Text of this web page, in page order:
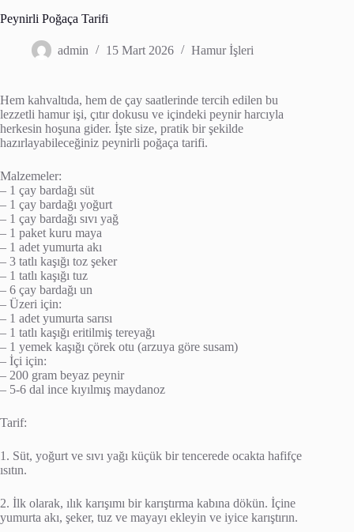
Peynirli Poğaça Tarifi
admin 15 Mart 2026 Hamur İşleri
Hem kahvaltıda, hem de çay saatlerinde tercih edilen bu
lezzetli hamur işi, çıtır dokusu ve içindeki peynir harcıyla
herkesin hoşuna gider. İşte size, pratik bir şekilde
hazırlayabileceğiniz peynirli poğaça tarifi.
Malzemeler:
– 1 çay bardağı süt
– 1 çay bardağı yoğurt
– 1 çay bardağı sıvı yağ
– 1 paket kuru maya
– 1 adet yumurta akı
– 3 tatlı kaşığı toz şeker
– 1 tatlı kaşığı tuz
– 6 çay bardağı un
– Üzeri için:
– 1 adet yumurta sarısı
– 1 tatlı kaşığı eritilmiş tereyağı
– 1 yemek kaşığı çörek otu (arzuya göre susam)
– İçi için:
– 200 gram beyaz peynir
– 5-6 dal ince kıyılmış maydanoz
Tarif:
1. Süt, yoğurt ve sıvı yağı küçük bir tencerede ocakta hafifçe
ısıtın.
2. İlk olarak, ılık karışımı bir karıştırma kabına dökün. İçine
yumurta akı, şeker, tuz ve mayayı ekleyin ve iyice karıştırın.